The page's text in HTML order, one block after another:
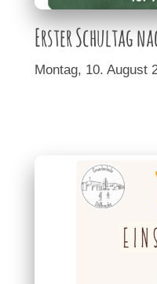
Erster Schultag
Montag, 10. August